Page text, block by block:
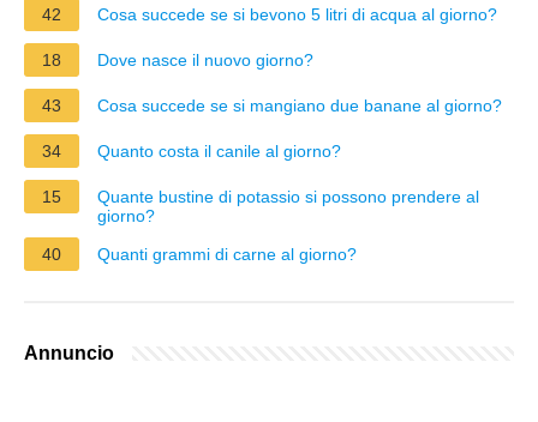
42 Cosa succede se si bevono 5 litri di acqua al giorno?
18 Dove nasce il nuovo giorno?
43 Cosa succede se si mangiano due banane al giorno?
34 Quanto costa il canile al giorno?
15
Quante bustine di potassio si possono prendere al
giorno?
40
Quanti grammi di carne al giorno?
Annuncio